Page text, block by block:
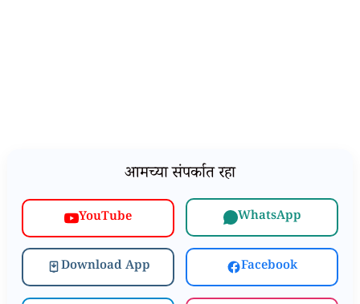
आमच्या संपर्कात रहा
YouTube WhatsApp
Download App Facebook